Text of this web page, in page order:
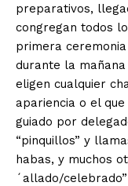
preparativos,
congregan todos
primera
durante la
eligen cualquier
apariencia o el
guiado por
“pinquillos” y
habas, y muchos
´allado/